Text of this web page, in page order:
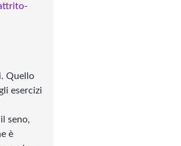
+ m_2} \qquad a = g \frac{M -
Quello
esercizi
seno,
è